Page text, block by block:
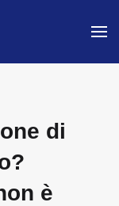
di
è